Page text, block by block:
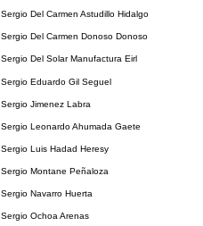
Sergio Del Carmen Astudillo Hidalgo
Sergio Del Carmen Donoso Donoso
Sergio Del Solar Manufactura Eirl
Sergio Eduardo Gil Seguel
Sergio Jimenez Labra
Sergio Leonardo Ahumada Gaete
Sergio Luis Hadad Heresy
Sergio Montane Peñaloza
Sergio Navarro Huerta
Sergio Ochoa Arenas